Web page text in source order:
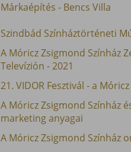
Márkaépítés - Bencs Villa
Szindbád Színháztörténeti
A Móricz Zsigmond Színház
Televízión - 2021
21. VIDOR Fesztivál - a
A Móricz Zsigmond Színház
marketing anyagai
A Móricz Zsigmond Színház